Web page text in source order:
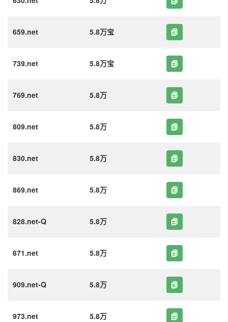
659.net 5.8万宝
739.net 5.8万宝
769.net 5.8万
809.net 5.8万
830.net 5.8万
869.net 5.8万
828.net-Q 5.8万
871.net 5.8万
909.net-Q 5.8万
973.net 5.8万